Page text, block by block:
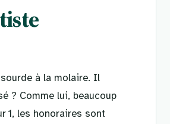
à la molaire. Il
? Comme lui, beaucoup
1, les honoraires sont